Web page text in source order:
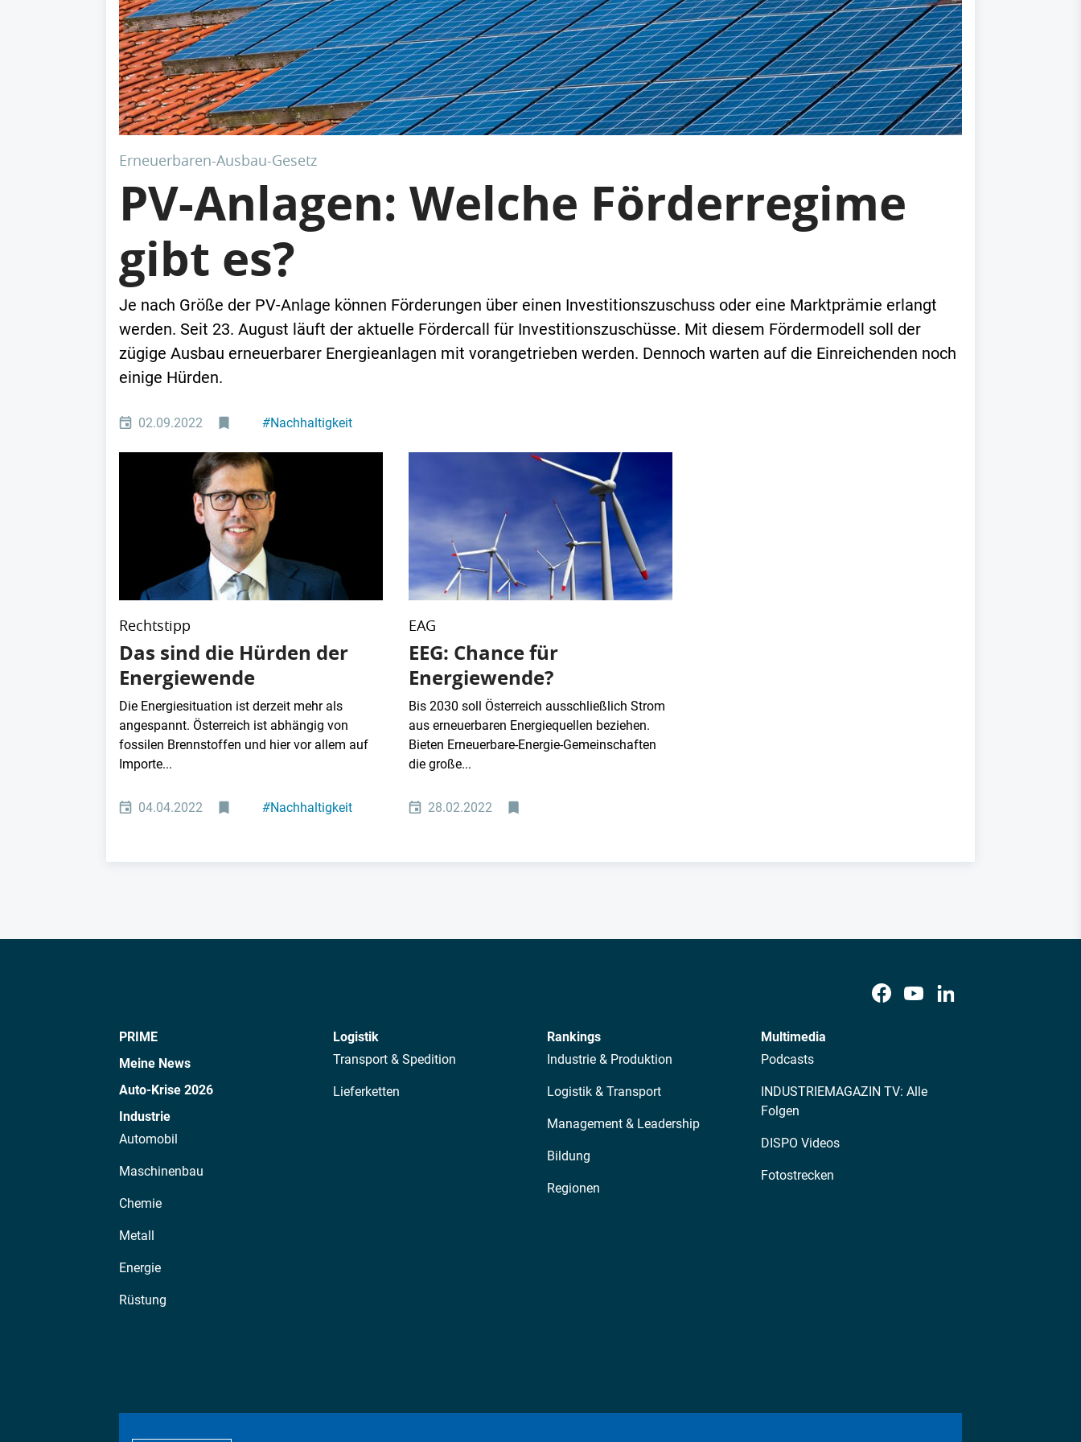
Erneuerbaren-Ausbau-Gesetz
PV-Anlagen: Welche Förderregime
gibt es?
Je nach Größe der PV-Anlage können Förderungen über einen Investitionszuschuss oder eine Marktprämie erlangt
werden. Seit 23. August läuft der aktuelle Fördercall für Investitionszuschüsse. Mit diesem Fördermodell soll der
zügige Ausbau erneuerbarer Energieanlagen mit vorangetrieben werden. Dennoch warten auf die Einreichenden noch
einige Hürden.
02.09.2022 #Nachhaltigkeit
Rechtstipp
Das sind die Hürden der
Energiewende
Die Energiesituation ist derzeit mehr als
angespannt. Österreich ist abhängig von
fossilen Brennstoffen und hier vor allem auf
Importe...
04.04.2022 #Nachhaltigkeit
EAG
EEG: Chance für
Energiewende?
Bis 2030 soll Österreich ausschließlich Strom
aus erneuerbaren Energiequellen beziehen.
Bieten Erneuerbare-Energie-Gemeinschaften
die große...
28.02.2022
PRIME
Meine News
Auto-Krise 2026
Industrie
Automobil
Maschinenbau
Chemie
Metall
Energie
Rüstung
Logistik
Transport & Spedition
Lieferketten
Rankings
Industrie & Produktion
Logistik & Transport
Management & Leadership
Bildung
Regionen
Multimedia
Podcasts
INDUSTRIEMAGAZIN TV: Alle
Folgen
DISPO Videos
Fotostrecken